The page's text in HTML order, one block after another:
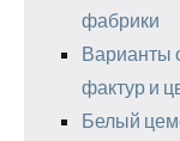
фабрики
Варианты
фактур и
Белый